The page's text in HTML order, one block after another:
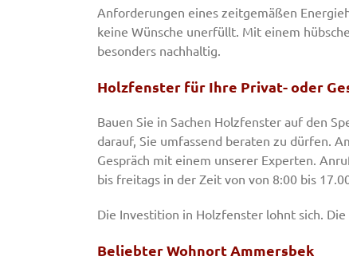
Anforderungen eines zeitgemäßen
keine Wünsche unerfüllt. Mit einem
besonders nachhaltig.
Holzfenster für Ihre Privat- oder
Bauen Sie in Sachen Holzfenster auf den
darauf, Sie umfassend beraten zu dürfen.
Gespräch mit einem unserer Experten.
bis freitags in der Zeit von von 8:00 bis
Die Investition in Holzfenster lohnt sich.
Beliebter Wohnort Ammersbek